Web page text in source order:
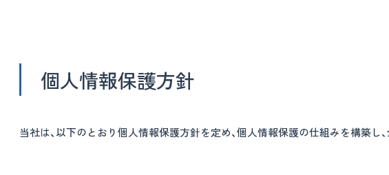
個人情報保護方針
当社は、以下のとおり個人情報保護方針を定め、個人情報保護の仕組みを構築